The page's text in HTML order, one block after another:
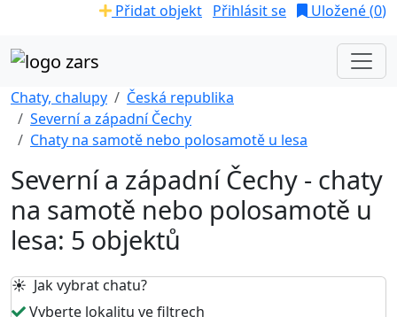
Přidat objekt Přihlásit se Uložené (0)
Chaty, chalupy
Česká republika
Severní a západní Čechy
Chaty na samotě nebo polosamotě u lesa
Severní a západní Čechy - chaty
na samotě nebo polosamotě u
lesa: 5 objektů
☀️ Jak vybrat chatu?
Vyberte lokalitu ve filtrech